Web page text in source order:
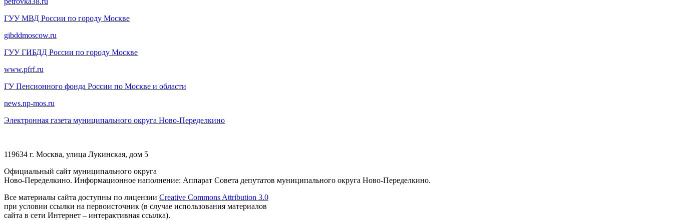
ГУУ МВД России по городу Москве
gibddmoscow.ru
ГУУ ГИБДД России по городу Москве
www.pfrf.ru
ГУ Пенсионного фонда России по Москве и области
news.np-mos.ru
Электронная газета муниципального округа Ново-Переделкино
119634 г. Москва, улица Лукинская, дом 5
Официальный сайт муниципального округа
Ново-Переделкино. Информационное наполнение: Аппарат Совета депутатов муниципального округа Ново-Переделкино.
Все материалы сайта доступны по лицензии Creative Commons Attribution 3.0
при условии ссылки на первоисточник (в случае использования материалов
сайта в сети Интернет – интерактивная ссылка).